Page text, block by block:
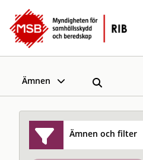
Ämnen
Ämnen och filter